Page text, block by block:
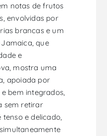
notas de frutos
envolvidas por
brancas e um
que
e
mostra uma
apoiada por
bem integrados,
sem retirar
e delicado,